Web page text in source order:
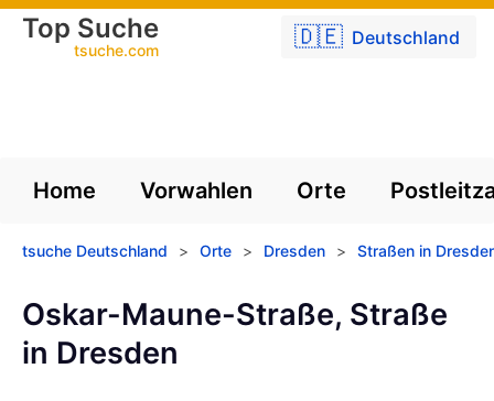
🇩🇪 Deutschland
Top Suche
tsuche.com
Home Vorwahlen Orte
tsuche Deutschland > Orte > Dresden > Straßen in
Oskar-Maune-Straße, Straße
in Dresden